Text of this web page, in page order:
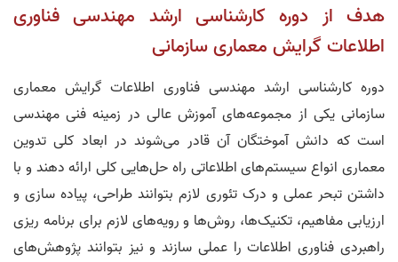
هدف از دوره کارشناسی ارشد مهندسی فناوری
اطلاعات گرایش معماری سازمانی
دوره کارشناسی ارشد مهندسی فناوری اطلاعات گرایش معماری
سازمانی یکی از مجموعه‌های آموزش عالی در زمینه فنی مهندسی
است که دانش آموختگان آن قادر می‌شوند در ابعاد کلی تدوین
معماری انواع سیستم‌های اطلاعاتی راه حل‌هایی کلی ارائه دهند و با
داشتن تبحر عملی و درک تئوری لازم بتوانند طراحی، پیاده سازی و
ارزیابی مفاهیم، تکنیک‌ها، روش‌ها و رویه‌های لازم برای برنامه ریزی
راهبردی فناوری اطلاعات را عملی سازند و نیز بتوانند پژوهش‌های